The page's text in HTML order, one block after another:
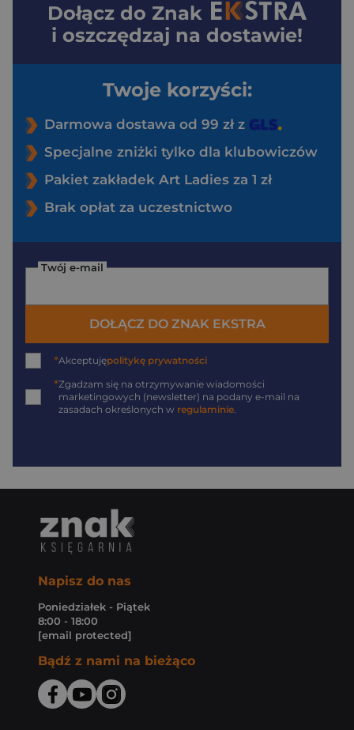
Dołącz do Znak
i oszczędzaj na dostawie!
Twoje korzyści:
Darmowa dostawa od 99 zł z
Specjalne zniżki tylko dla klubowiczów
Pakiet zakładek Art Ladies za 1 zł
Brak opłat za uczestnictwo
Twój e-mail
DOŁĄCZ DO ZNAK EKSTRA
*Akceptujępolitykę prywatności
*Zgadzam się na otrzymywanie wiadomości
marketingowych (newsletter) na podany e-mail na
zasadach określonych w regulaminie
Napisz do nas
Poniedziałek - Piątek
8:00 - 18:00
[email protected]
Bądź z nami na bieżąco